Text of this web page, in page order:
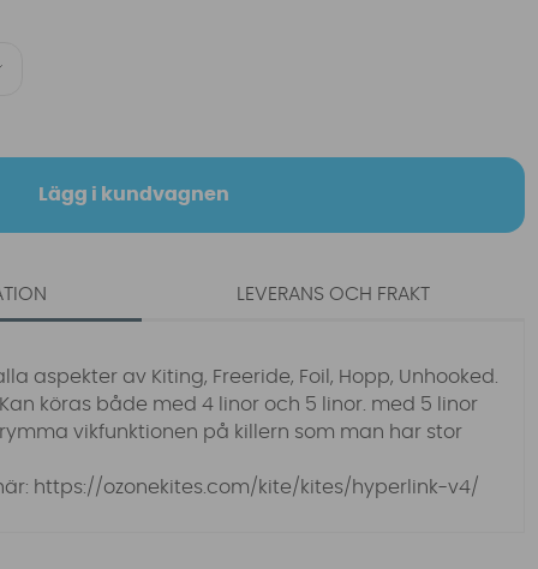
Lägg i kundvagnen
aspekter av Kiting, Freeride, Foil, Hopp, Unhooked.
köras både med 4 linor och 5 linor. med 5 linor
vikfunktionen på killern som man har stor
https://ozonekites.com/kite/kites/hyperlink-v4/
LEVERANS OCH FRAKT